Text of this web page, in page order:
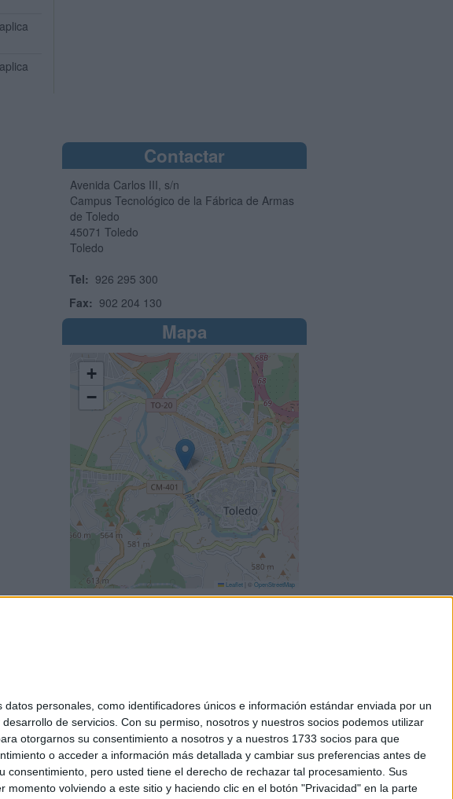
personales, como identificadores únicos e información estándar enviada por un
de servicios. Con su permiso, nosotros y nuestros socios podemos utilizar
otorgarnos su consentimiento a nosotros y a nuestros 1733 socios para que
o acceder a información más detallada y cambiar sus preferencias antes de
pero usted tiene el derecho de rechazar tal procesamiento. Sus
volviendo a este sitio y haciendo clic en el botón "Privacidad" en la parte
Contactar
Avenida Carlos III, s/n
Campus Tecnológico de la Fábrica de Armas
de Toledo
45071 Toledo
Toledo
Tel: 926 295 300
Fax: 902 204 130
Mapa
+
−
Leaflet © OpenStreetMap
|Política de cookies
[ESPAÑA] - Tel. +34 91 593 2767